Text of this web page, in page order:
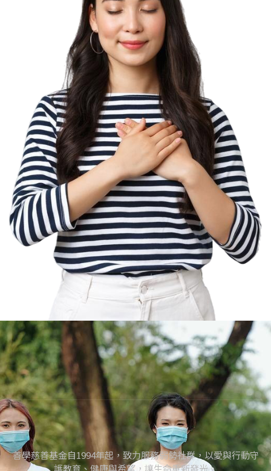
善學慈善基金自1994年起，致力服務弱勢社群，以愛與行動守
護教育、健康與希望，讓生命重新發光。